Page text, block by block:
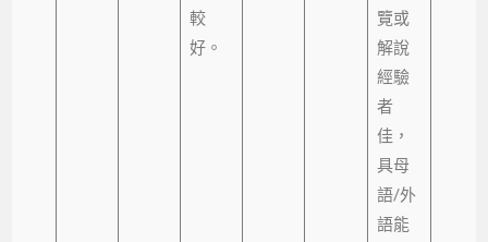
較
好。
覽或
解說
經驗
者
佳，
具母
語/外
語能